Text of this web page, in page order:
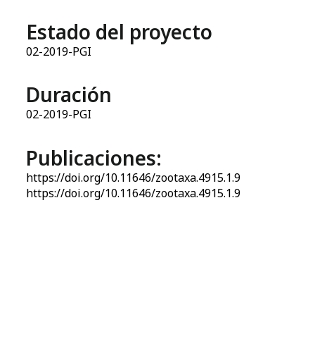
Estado del proyecto
02-2019-PGI
Duración
02-2019-PGI
Publicaciones:
https://doi.org/10.11646/zootaxa.4915.1.9
https://doi.org/10.11646/zootaxa.4915.1.9